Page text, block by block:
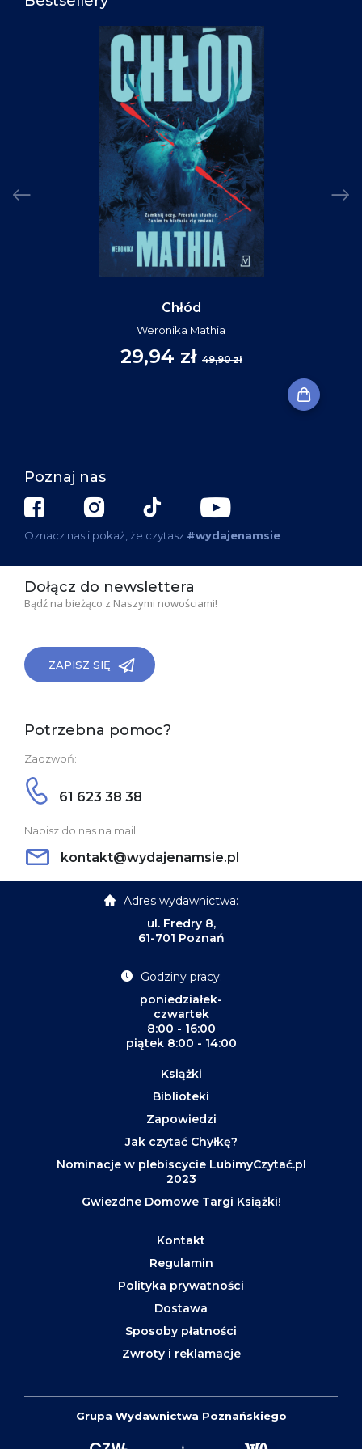
Chłód
Weronika Mathia
29,94 zł 49,90 zł
Poznaj nas
Oznacz nas i pokaż, że czytasz #wydajenamsie
Dołącz do newslettera
Bądź na bieżąco z Naszymi nowościami!
ZAPISZ SIĘ
Potrzebna pomoc?
Zadzwoń:
61 623 38 38
Napisz do nas na mail:
kontakt@wydajenamsie.pl
Adres wydawnictwa:
ul. Fredry 8,
61-701 Poznań
Godziny pracy:
poniedziałek-
czwartek
8:00 - 16:00
piątek 8:00 - 14:00
Książki
Biblioteki
Zapowiedzi
Jak czytać Chyłkę?
Nominacje w plebiscycie LubimyCzytać.pl
2023
Gwiezdne Domowe Targi Książki!
Kontakt
Regulamin
Polityka prywatności
Dostawa
Sposoby płatności
Zwroty i reklamacje
Grupa Wydawnictwa Poznańskiego